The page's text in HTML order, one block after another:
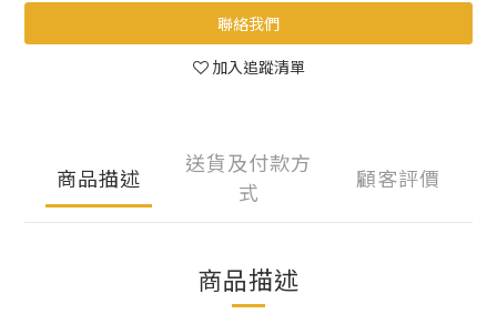
聯絡我們
加入追蹤清單
商品描述
送貨及付款方
式
顧客評價
商品描述